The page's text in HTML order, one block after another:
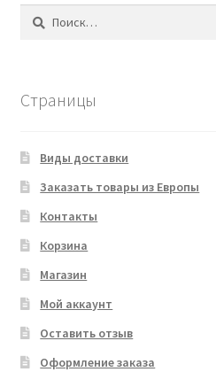
Найти:
Страницы
Виды доставки
Заказать товары из Европы
Контакты
Корзина
Магазин
Мой аккаунт
Оставить отзыв
Оформление заказа